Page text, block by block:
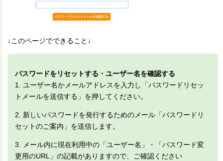
↓このページでできること↓
パスワードをリセットする・ユーザー名を確認する
1. ユーザー名かメールアドレスを入力し「パスワードリセッ
トメールを送信する」を押してください。
2. 新しいパスワードを発行するためのメール「パスワードリ
セットのご案内」を送信します。
3. メール内に現在利用中の「ユーザー名」・「パスワード変
更用のURL」の記載がありますので、ご確認ください